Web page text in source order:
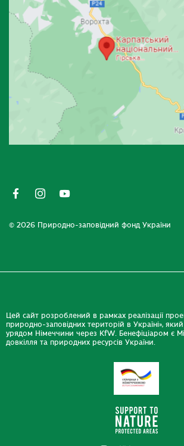
© 2026 Природно-заповідний фонд України
Цей сайт розроблений в рамках реалізації
природно-заповідних територій в Україні», який
урядом Німеччини через KfW. Бенефіціаром є
довкілля та природних ресурсів України.